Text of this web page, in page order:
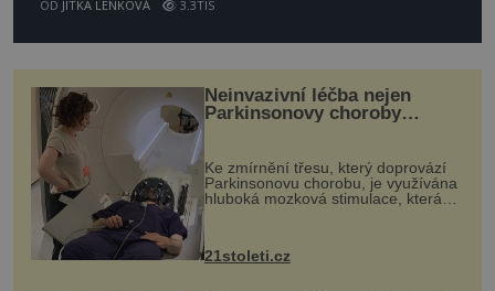
OD JITKA LENKOVÁ 3.3TIS
Neinvazivní léčba nejen
Parkinsonovy choroby
Ke zmírnění třesu, který doprovází
Parkinsonovu chorobu, je využívána
hluboká mozková stimulace, která
však vyžaduje vysoce invazivní
k dostatečně přesnému zacílení ...
21stoleti.cz